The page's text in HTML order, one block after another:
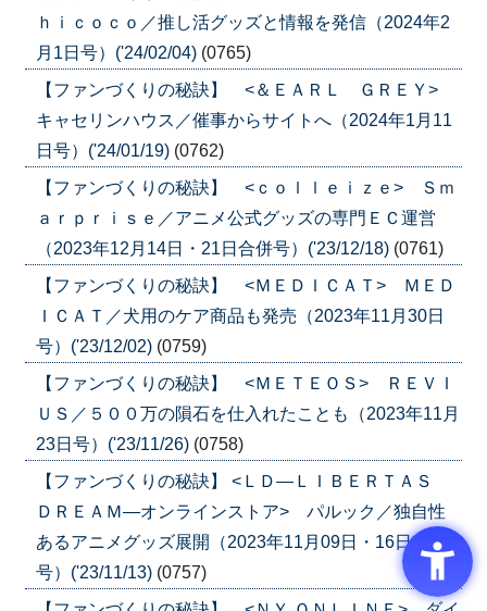
ｈｉｃｏｃｏ／推し活グッズと情報を発信（2024年2
月1日号）('24/02/04) (0765)
【ファンづくりの秘訣】 <＆ＥＡＲＬ ＧＲＥＹ>
キャセリンハウス／催事からサイトへ（2024年1月11
日号）('24/01/19) (0762)
【ファンづくりの秘訣】 <ｃｏｌｌｅｉｚｅ> Ｓｍ
ａｒｐｒｉｓｅ／アニメ公式グッズの専門ＥＣ運営
（2023年12月14日・21日合併号）('23/12/18) (0761)
【ファンづくりの秘訣】 <ＭＥＤＩＣＡＴ> ＭＥＤ
ＩＣＡＴ／犬用のケア商品も発売（2023年11月30日
号）('23/12/02) (0759)
【ファンづくりの秘訣】 <ＭＥＴＥＯＳ> ＲＥＶＩ
ＵＳ／５００万の隕石を仕入れたことも（2023年11月
23日号）('23/11/26) (0758)
【ファンづくりの秘訣】 <ＬＤ―ＬＩＢＥＲＴＡＳ
ＤＲＥＡＭ―オンラインストア> パルック／独自性
あるアニメグッズ展開（2023年11月09日・16日 合併
号）('23/11/13) (0757)